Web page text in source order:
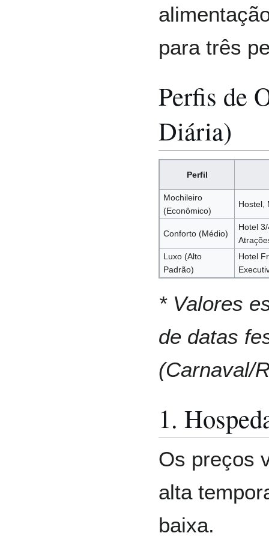
para três
Perfis de
Diária)
Perfil
Mochileiro
(Econômico)
Hostel,
Conforto (Médio)
Hotel
Luxo (Alto
Padrão)
Hotel
* Valores
de datas
(Carnaval/
1.
Os preços
alta
baixa.